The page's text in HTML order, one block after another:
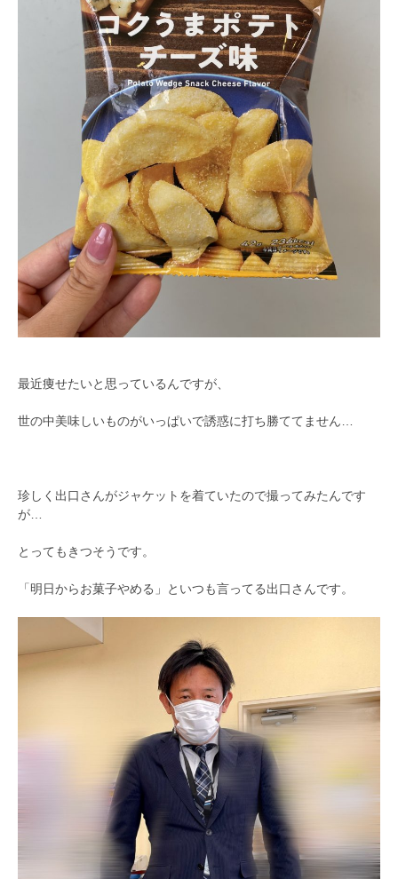
最近痩せたいと思っているんですが、
世の中美味しいものがいっぱいで誘惑に打ち勝ててません…
珍しく出口さんがジャケットを着ていたので撮ってみたんです
が…
とってもきつそうです。
「明日からお菓子やめる」といつも言ってる出口さんです。